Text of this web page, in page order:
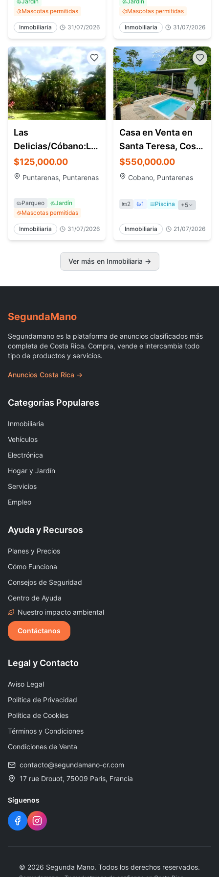
Mascotas permitidas
Inmobiliaria 31/07/2026
Mascotas permitidas
Inmobiliaria 31/07/2026
Las
Delicias/Cóbano:Lote
908 con agua
pot./precio:$125.000/8618-
$125,000.00
Puntarenas, Puntarenas
Parqueo
Jardín
Mascotas permitidas
Inmobiliaria 31/07/2026
Casa en Venta en
Santa Teresa, Costa
Rica
$550,000.00
Cobano, Puntarenas
2 1 Piscina +5
Inmobiliaria 21/07/2026
Ver más en Inmobiliaria →
SegundaMano
Segundamano es la plataforma de anuncios clasificados más
completa de Costa Rica. Compra, vende e intercambia todo
tipo de productos y servicios.
Anuncios Costa Rica →
Categorías Populares
Inmobiliaria
Vehículos
Electrónica
Hogar y Jardín
Servicios
Empleo
Ayuda y Recursos
Planes y Precios
Cómo Funciona
Consejos de Seguridad
Centro de Ayuda
Nuestro impacto ambiental
Contáctanos
Legal y Contacto
Aviso Legal
Política de Privacidad
Política de Cookies
Términos y Condiciones
Condiciones de Venta
contacto@segundamano-cr.com
17 rue Drouot, 75009 Paris, Francia
Síguenos
© 2026 Segunda Mano. Todos los derechos reservados.